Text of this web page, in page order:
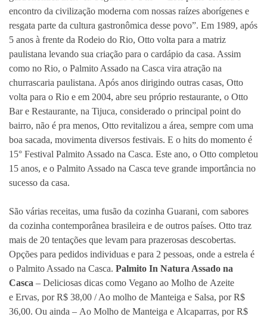
encontro da civilização moderna com nossas raízes aborígenes e
resgata parte da cultura gastronômica desse povo”. Em 1989, após
5 anos à frente da Rodeio do Rio, Otto volta para a matriz
paulistana levando sua criação para o cardápio da casa. Assim
como no Rio, o Palmito Assado na Casca vira atração na
churrascaria paulistana. Após anos dirigindo outras casas, Otto
volta para o Rio e em 2004, abre seu próprio restaurante, o Otto
Bar e Restaurante, na Tijuca, considerado o principal point do
bairro, não é pra menos, Otto revitalizou a área, sempre com uma
boa sacada, movimenta diversos festivais. E o hits do momento é
15° Festival Palmito Assado na Casca. Este ano, o Otto completou
15 anos, e o Palmito Assado na Casca teve grande importância no
sucesso da casa.
São várias receitas, uma fusão da cozinha Guarani, com sabores
da cozinha contemporânea brasileira e de outros países. Otto traz
mais de 20 tentações que levam para prazerosas descobertas.
Opções para pedidos individuas e para 2 pessoas, onde a estrela é
o Palmito Assado na Casca. Palmito In Natura Assado na
Casca – Deliciosas dicas como Vegano ao Molho de Azeite
e Ervas, por R$ 38,00 / Ao molho de Manteiga e Salsa, por R$
36,00. Ou ainda – Ao Molho de Manteiga e Alcaparras, por R$